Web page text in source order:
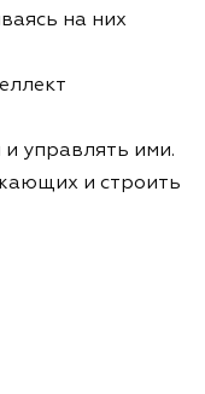
на них
управлять ими.
и строить